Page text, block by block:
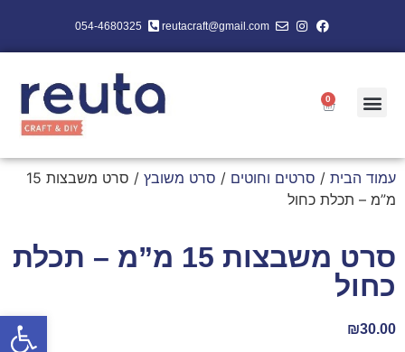
פתח
reutacraft@gmail.com
054-4680325
0
עמוד הבית / סרטים וחוטים / סרט משובץ
/ סרט משבצות 15
מ”מ – תכלת כחול
סרט משבצות 15 מ”מ – תכלת
כחול
₪30.00